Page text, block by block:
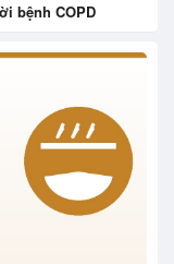
bệnh COPD